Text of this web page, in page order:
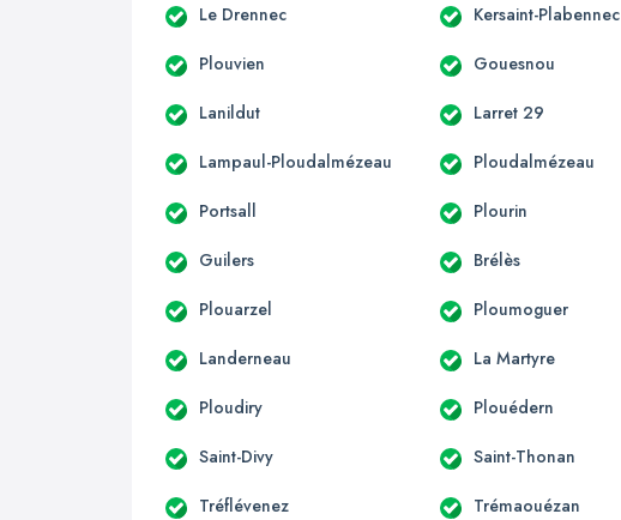
Le Drennec Kersaint-Plabennec
Plouvien Gouesnou
Lanildut Larret 29
Lampaul-Ploudalmézeau Ploudalmézeau
Portsall Plourin
Guilers Brélès
Plouarzel Ploumoguer
Landerneau La Martyre
Ploudiry Plouédern
Saint-Divy Saint-Thonan
Tréflévenez Trémaouézan